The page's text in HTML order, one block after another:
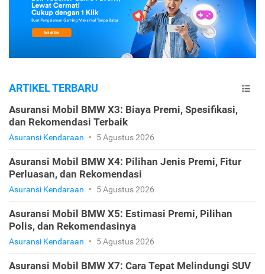
ARTIKEL TERBARU
Asuransi Mobil BMW X3: Biaya Premi, Spesifikasi,
dan Rekomendasi Terbaik
Asuransi Kendaraan • 5 Agustus 2026
Asuransi Mobil BMW X4: Pilihan Jenis Premi, Fitur
Perluasan, dan Rekomendasi
Asuransi Kendaraan • 5 Agustus 2026
Asuransi Mobil BMW X5: Estimasi Premi, Pilihan
Polis, dan Rekomendasinya
Asuransi Kendaraan • 5 Agustus 2026
Asuransi Mobil BMW X7: Cara Tepat Melindungi SUV